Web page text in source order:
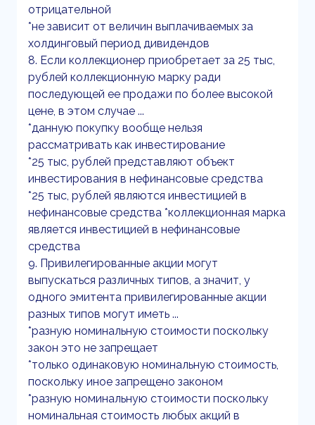
отрицательной
*не зависит от величин выплачиваемых за
холдинговый период дивидендов
8. Если коллекционер приобретает за 25 тыс,
рублей коллекционную марку ради
последующей ее продажи по более высокой
цене, в этом случае ...
*данную покупку вообще нельзя
рассматривать как инвестирование
*25 тыс, рублей представляют объект
инвестирования в нефинансовые средства
*25 тыс, рублей являются инвестицией в
нефинансовые средства *коллекционная марка
является инвестицией в нефинансовые
средства
9. Привилегированные акции могут
выпускаться различных типов, а значит, у
одного эмитента привилегированные акции
разных типов могут иметь ...
*разную номинальную стоимости поскольку
закон это не запрещает
*только одинаковую номинальную стоимость,
поскольку иное запрещено законом
*разную номинальную стоимости поскольку
номинальная стоимость любых акций в